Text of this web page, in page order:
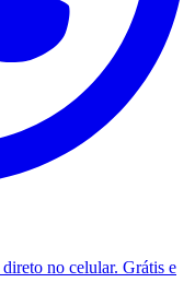
direto no celular. Grátis e